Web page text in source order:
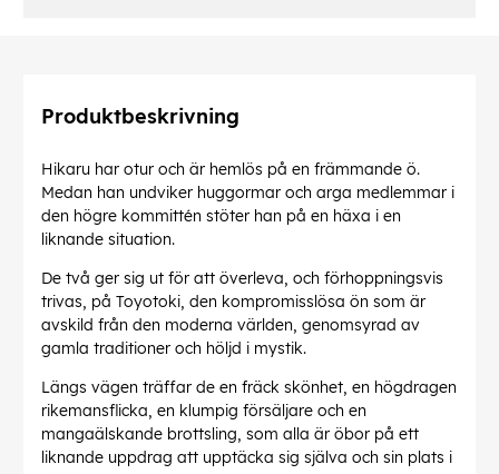
Produktbeskrivning
Hikaru har otur och är hemlös på en främmande ö.
Medan han undviker huggormar och arga medlemmar i
den högre kommittén stöter han på en häxa i en
liknande situation.
De två ger sig ut för att överleva, och förhoppningsvis
trivas, på Toyotoki, den kompromisslösa ön som är
avskild från den moderna världen, genomsyrad av
gamla traditioner och höljd i mystik.
Längs vägen träffar de en fräck skönhet, en högdragen
rikemansflicka, en klumpig försäljare och en
mangaälskande brottsling, som alla är öbor på ett
liknande uppdrag att upptäcka sig själva och sin plats i